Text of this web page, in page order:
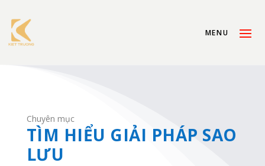
Chuyên mục
TÌM HIỂU GIẢI PHÁP SAO
LƯU